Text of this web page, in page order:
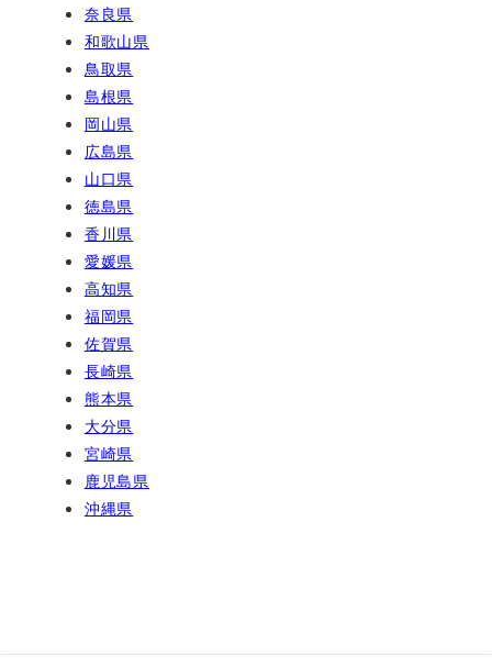
奈良県
和歌山県
鳥取県
島根県
岡山県
広島県
山口県
徳島県
香川県
愛媛県
高知県
福岡県
佐賀県
長崎県
熊本県
大分県
宮崎県
鹿児島県
沖縄県